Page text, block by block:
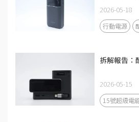
2026-05-18
行動電源
拆解報告：
2026-05-15
15號超級電